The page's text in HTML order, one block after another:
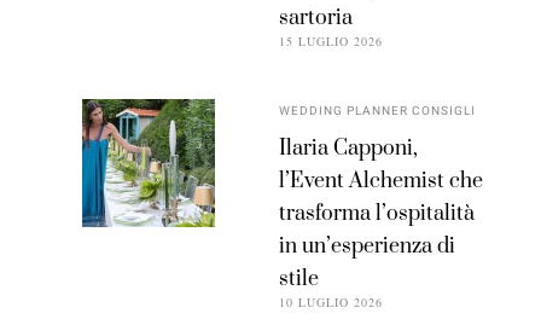
sartoria
15 LUGLIO 2026
WEDDING PLANNER CONSIGLI
Ilaria Capponi,
l’Event Alchemist che
trasforma l’ospitalità
in un’esperienza di
stile
10 LUGLIO 2026